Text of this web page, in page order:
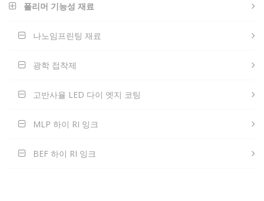
폴리머 기능성 재료
나노임프린팅 재료
광학 접착제
고반사율 LED 다이 엣지 코팅
MLP 하이 RI 잉크
BEF 하이 RI 잉크